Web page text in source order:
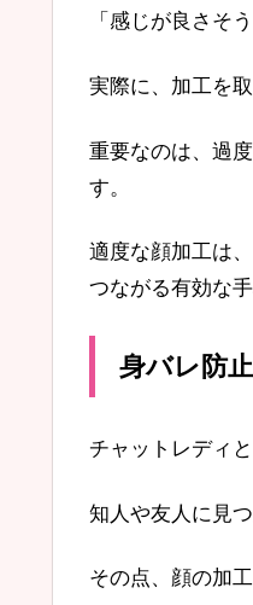
「感じが良さそ
実際に、加工を
重要なのは、過
す。
適度な顔加工は
つながる有効な
身バレ防
チャットレディ
知人や友人に見
その点、顔の加